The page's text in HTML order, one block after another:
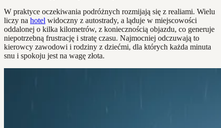
W praktyce oczekiwania podróżnych rozmijają się z realiami. Wielu
liczy na hotel widoczny z autostrady, a ląduje w miejscowości
oddalonej o kilka kilometrów, z koniecznością objazdu, co generuje
niepotrzebną frustrację i stratę czasu. Najmocniej odczuwają to
kierowcy zawodowi i rodziny z dziećmi, dla których każda minuta
snu i spokoju jest na wagę złota.